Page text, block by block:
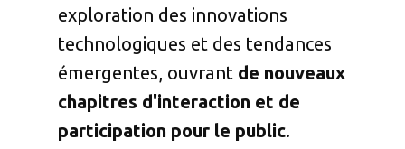
exploration des innovations
technologiques et des tendances
émergentes, ouvrant de nouveaux
chapitres d'interaction et de
participation pour le public.